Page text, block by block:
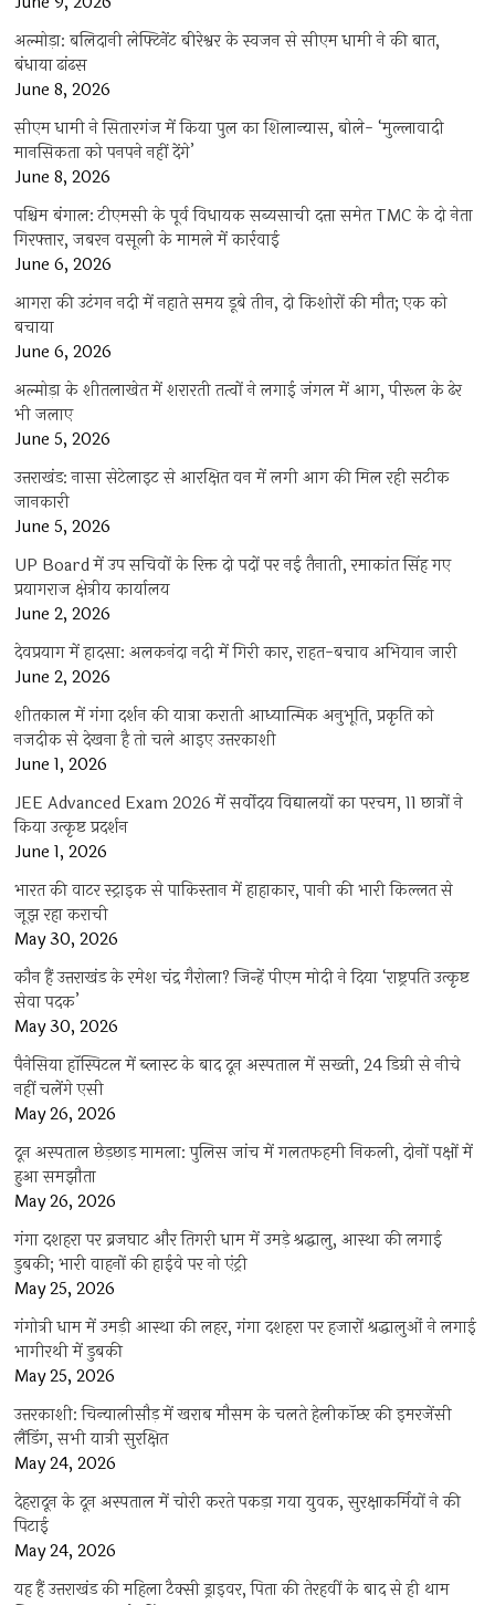
अल्मोड़ा: बलिदानी लेफ्टिनेंट बीरेश्वर के स्वजन से सीएम धामी ने की बात,
बंधाया ढांढस
June 8, 2026
सीएम धामी ने सितारगंज में किया पुल का शिलान्यास, बोले- ‘मुल्लावादी
मानसिकता को पनपने नहीं देंगे’
June 8, 2026
पश्चिम बंगाल: टीएमसी के पूर्व विधायक सब्यसाची दत्ता समेत TMC के दो नेता
गिरफ्तार, जबरन वसूली के मामले में कार्रवाई
June 6, 2026
आगरा की उटंगन नदी में नहाते समय डूबे तीन, दो किशोरों की मौत; एक को
बचाया
June 6, 2026
अल्मोड़ा के शीतलाखेत में शरारती तत्वों ने लगाई जंगल में आग, पीरूल के ढेर
भी जलाए
June 5, 2026
उत्तराखंड: नासा सेटेलाइट से आरक्षित वन में लगी आग की मिल रही सटीक
जानकारी
June 5, 2026
UP Board में उप सचिवों के रिक्त दो पदों पर नई तैनाती, रमाकांत सिंह गए
प्रयागराज क्षेत्रीय कार्यालय
June 2, 2026
देवप्रयाग में हादसा: अलकनंदा नदी में गिरी कार, राहत-बचाव अभियान जारी
June 2, 2026
शीतकाल में गंगा दर्शन की यात्रा कराती आध्यात्मिक अनुभूति, प्रकृति को
नजदीक से देखना है तो चले आइए उत्तरकाशी
June 1, 2026
JEE Advanced Exam 2026 में सर्वोदय विद्यालयों का परचम, 11 छात्रों ने
किया उत्कृष्ट प्रदर्शन
June 1, 2026
भारत की वाटर स्ट्राइक से पाकिस्तान में हाहाकार, पानी की भारी किल्लत से
जूझ रहा कराची
May 30, 2026
कौन हैं उत्तराखंड के रमेश चंद्र गैरोला? जिन्हें पीएम मोदी ने दिया ‘राष्ट्रपति उत्कृष्ट
सेवा पदक’
May 30, 2026
पैनेसिया हॉस्पिटल में ब्लास्ट के बाद दून अस्पताल में सख्ती, 24 डिग्री से नीचे
नहीं चलेंगे एसी
May 26, 2026
दून अस्पताल छेड़छाड़ मामला: पुलिस जांच में गलतफहमी निकली, दोनों पक्षों में
हुआ समझौता
May 26, 2026
गंगा दशहरा पर ब्रजघाट और तिगरी धाम में उमड़े श्रद्धालु, आस्था की लगाई
डुबकी; भारी वाहनों की हाईवे पर नो एंट्री
May 25, 2026
गंगोत्री धाम में उमड़ी आस्था की लहर, गंगा दशहरा पर हजारों श्रद्धालुओं ने लगाई
भागीरथी में डुबकी
May 25, 2026
उत्तरकाशी: चिन्यालीसौड़ में खराब मौसम के चलते हेलीकॉप्टर की इमरजेंसी
लैंडिंग, सभी यात्री सुरक्षित
May 24, 2026
देहरादून के दून अस्पताल में चोरी करते पकड़ा गया युवक, सुरक्षाकर्मियों ने की
पिटाई
May 24, 2026
यह हैं उत्तराखंड की महिला टैक्सी ड्राइवर, पिता की तेरहवीं के बाद से ही थाम